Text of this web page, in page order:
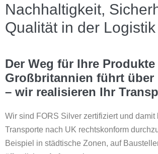
Nachhaltigkeit,
Qualität in der Logistik
Der Weg für Ihre Produkte
Großbritannien führt über
– wir realisieren Ihr
Wir sind FORS Silver zertifiziert und damit
Transporte nach UK rechtskonform
Beispiel in städtische Zonen, auf